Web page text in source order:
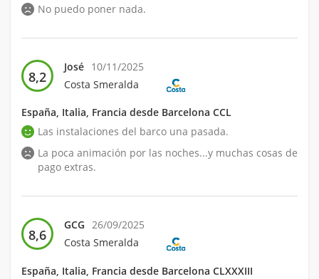
No puedo poner nada.
8,2
José 10/11/2025
Costa Smeralda
España, Italia, Francia desde Barcelona CCL
Las instalaciones del barco una pasada.
La poca animación por las noches...y muchas cosas de
pago extras.
8,6
GCG 26/09/2025
Costa Smeralda
España, Italia, Francia desde Barcelona CLXXXIII